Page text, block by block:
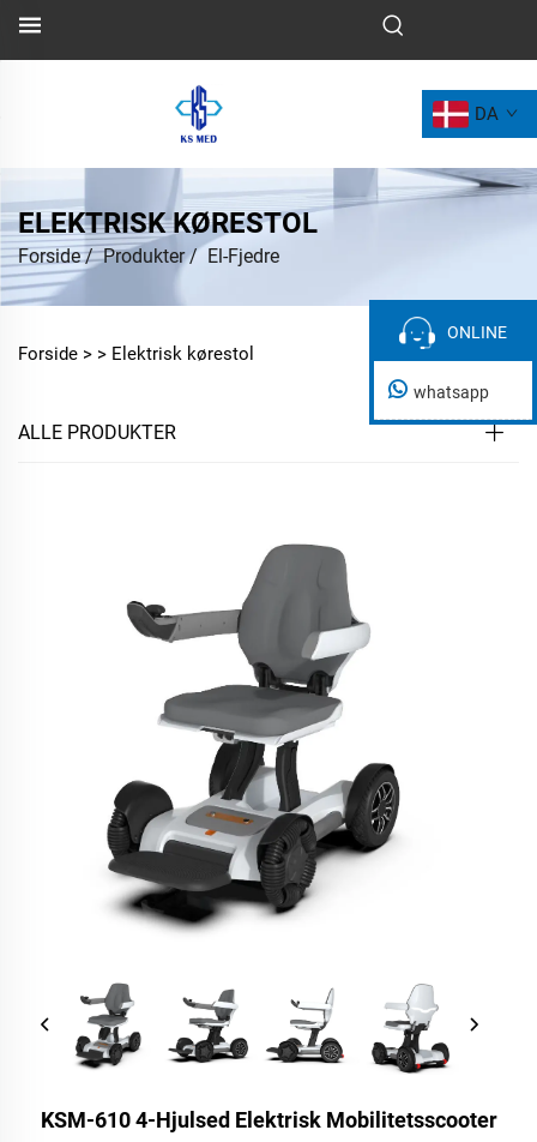
DA
ELEKTRISK KØRESTOL
Forside/Produkter/ El-Fjedre
Forside > > Elektrisk kørestol
ALLE PRODUKTER
KSM-610 4-Hjulsed Elektrisk Mobilitetsscooter
ONLINE
ONLINE
whatsapp